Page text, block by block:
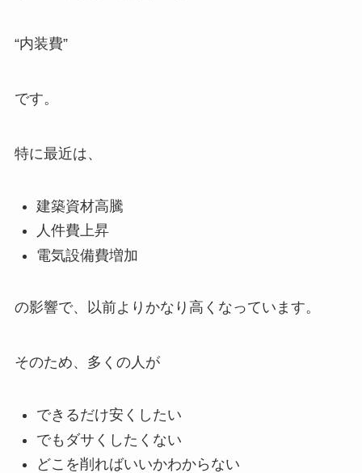
“内装費”
です。
特に最近は、
建築資材高騰
人件費上昇
電気設備費増加
の影響で、以前よりかなり高くなっています。
そのため、多くの人が
できるだけ安くしたい
でもダサくしたくない
どこを削ればいいかわからない